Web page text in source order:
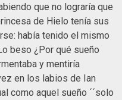
que no lograría que
de Hielo tenía sus
había tenido el mismo
beso ¿Por qué sueño
y mentiría
en los labios de Ian
como aquel sueño ´´solo